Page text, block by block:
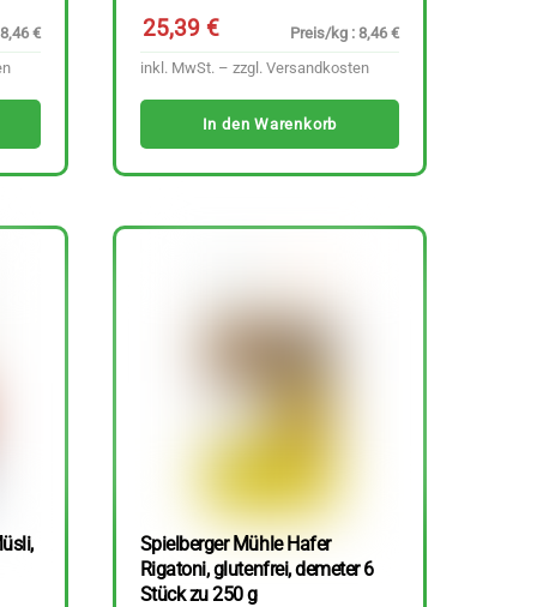
€
25,39€
Preis/kg : 8,46 €
inkl. MwSt. – zzgl. Versandkosten
In den Warenkorb
Spielberger Mühle Hafer
Rigatoni, glutenfrei, demeter 6
Stück zu 250 g